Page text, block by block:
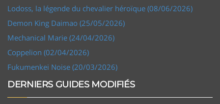
Lodoss, la légende du chevalier héroïque (08/06/2026)
Demon King Daimao (25/05/2026)
Mechanical Marie (24/04/2026)
Coppelion (02/04/2026)
Fukumenkei Noise (20/03/2026)
DERNIERS GUIDES MODIFIÉS